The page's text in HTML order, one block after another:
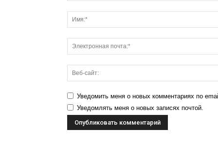
Уведомить меня о новых комментариях по
Уведомлять меня о новых записях почтой.